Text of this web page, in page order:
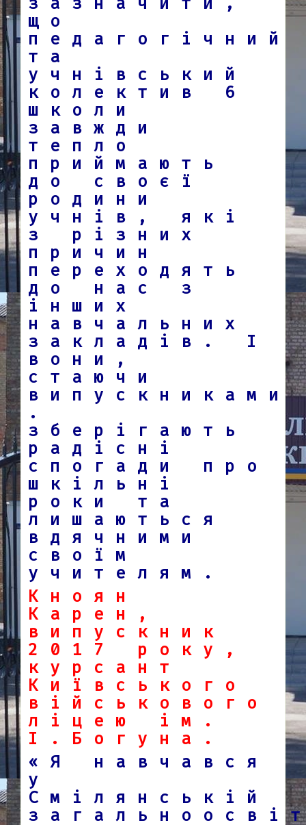
що
педагогічний
та
учнівський
колектив 6
школи
завжди
тепло
приймають
до своєї
родини
учнів, які
з різних
причин
переходять
до нас з
інших
навчальних
закладів. І
вони,
стаючи
випускниками
.
зберігають
радісні
спогади про
шкільні
роки та
лишаються
вдячними
своїм
учителям.
Кноян
Карен,
випускник
2017 року,
курсант
Київського
військового
ліцею ім.
І.Богуна.
«Я навчався
у
Смілянській